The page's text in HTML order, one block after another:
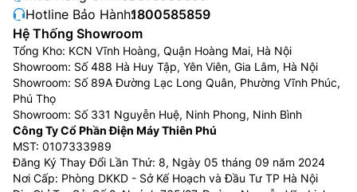
Hotline Bảo Hành:1800585859
Hệ Thống Showroom
Tổng Kho: KCN Vĩnh Hoàng, Quận Hoàng Mai, Hà Nội
Showroom: Số 488 Hà Huy Tập, Yên Viên, Gia Lâm, Hà Nội
Showroom: Số 89A Đường Lạc Long Quân, Phường Vĩnh Phúc,
Phú Thọ
Showroom: Số 331 Nguyễn Huệ, Ninh Phong, Ninh Bình
Công Ty Cổ Phần Điện Máy Thiên Phú
MST: 0107333989
Đăng Ký Thay Đổi Lần Thứ: 8, Ngày 05 tháng 09 năm 2024
Nơi Cấp: Phòng DKKD - Sở Kế Hoạch và Đầu Tư TP Hà Nội